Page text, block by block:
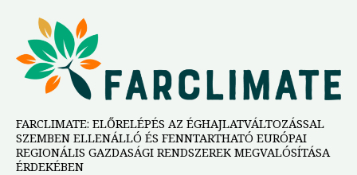
FARCLIMATE: ELŐRELÉPÉS AZ ÉGHAJLATVÁLTOZÁSSAL
SZEMBEN ELLENÁLLÓ ÉS FENNTARTHATÓ EURÓPAI
REGIONÁLIS GAZDASÁGI RENDSZEREK MEGVALÓSÍTÁSA
ÉRDEKÉBEN